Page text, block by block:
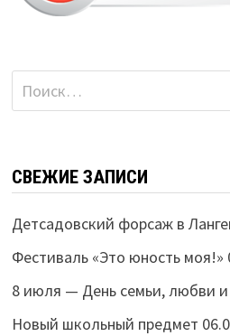
Найти:
СВЕЖИЕ ЗАПИСИ
Детсадовский форсаж в
Фестиваль «Это юность моя!»
8 июля — День семьи, любви и
Новый школьный предмет